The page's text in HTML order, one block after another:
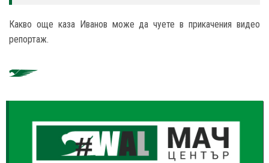
Какво още каза Иванов може да чуете в прикачения видео
репортаж.